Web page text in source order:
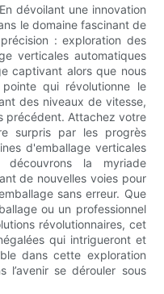
dévoilant une innovation
le domaine fascinant de
: exploration des
verticales automatiques
captivant alors que nous
qui révolutionne le
des niveaux de vitesse,
précédent. Attachez votre
surpris par les progrès
d'emballage verticales
découvrons la myriade
de nouvelles voies pour
sans erreur. Que
ou un professionnel
révolutionnaires, cet
qui intrigueront et
dans cette exploration
l’avenir se dérouler sous